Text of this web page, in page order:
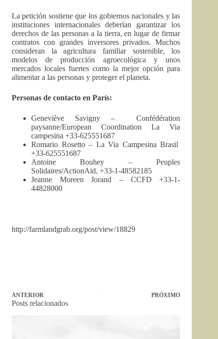
La petición sostiene que los gobiernos nacionales y las
instituciones internacionales deberían garantizar los
derechos de las personas a la tierra, en lugar de firmar
contratos con grandes inversores privados. Muchos
consideran la agricultura familiar sostenible, los
modelos de producción agroecológica y unos
mercados locales fuertes como la mejor opción para
alimentar a las personas y proteger el planeta.
Personas de contacto en París:
Geneviève Savigny – Confédération
paysanne/European Coordination La Via
campesina +33-625551687
Romario Rosetto – La Via Campesina Brasil
+33-625551687
Antoine Bouhey – Peuples
Solidaires/ActionAid, +33-1-48582185
Jeanne Moreen Jorand – CCFD +33-1-
44828000
http://farmlandgrab.org/post/view/18829
ANTERIOR PRÓXIMO
Posts relacionados